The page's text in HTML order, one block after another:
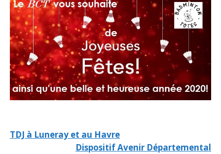
TDJ à Luneray et au Havre
Dispositif Avenir Départemental